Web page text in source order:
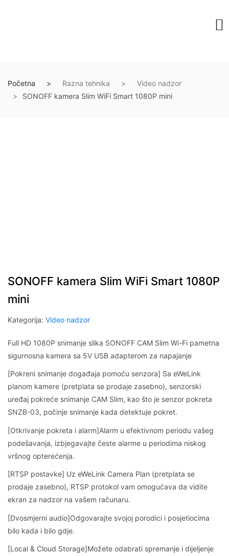
Početna Razna tehnika
Video nadzor
SONOFF kamera Slim WiFi Smart 1080P mini
SONOFF kamera Slim WiFi Smart 1080P
mini
Kategorija: Video nadzor
Full HD 1080P snimanje slika SONOFF CAM Slim Wi-Fi pametna
sigurnosna kamera sa 5V USB adapterom za napajanje
[Pokreni snimanje događaja pomoću senzora] Sa eWeLink
planom kamere (pretplata se prodaje zasebno), senzorski
uređaj pokreće snimanje CAM Slim, kao što je senzor pokreta
SNZB-03, počinje snimanje kada detektuje pokret.
[Otkrivanje pokreta i alarm]Alarm u efektivnom periodu vašeg
podešavanja, izbjegavajte česte alarme u periodima niskog
vršnog opterećenja.
[RTSP postavke] Uz eWeLink Camera Plan (pretplata se
prodaje zasebno), RTSP protokol vam omogućava da vidite
ekran za nadzor na vašem računaru.
[Dvosmjerni audio]Odgovarajte svojoj porodici i posjetiocima
bilo kada i bilo gdje.
[Local & Cloud Storage]Možete odabrati spremanje i dijeljenje